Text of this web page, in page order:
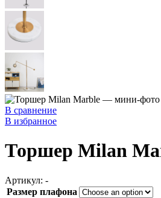
В сравнение
В избранное
Торшер Milan
Артикул: -
Размер плафона